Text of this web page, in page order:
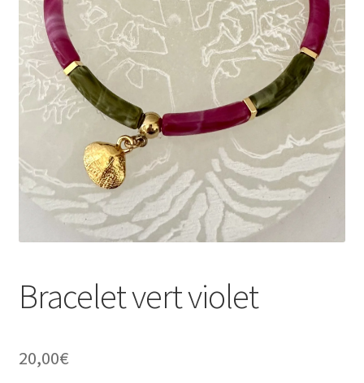
Validation de la commande
Conditions d’utilisation
Paiement sécurisé
Bracelet vert violet
20,00€